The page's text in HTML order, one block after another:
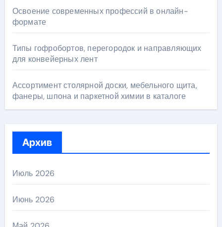
Освоение современных профессий в онлайн-
формате
Типы гофробортов, перегородок и направляющих
для конвейерных лент
Ассортимент столярной доски, мебельного щита,
фанеры, шпона и паркетной химии в каталоге
Архив
Июль 2026
Июнь 2026